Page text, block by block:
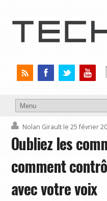
Nolan Girault le 25 février
Oubliez les
comment
avec votre voix